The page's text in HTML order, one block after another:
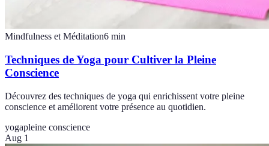
Mindfulness et Méditation6 min
Techniques de Yoga pour Cultiver la Pleine
Conscience
Découvrez des techniques de yoga qui enrichissent votre pleine
conscience et améliorent votre présence au quotidien.
yogapleine conscience
Aug 1